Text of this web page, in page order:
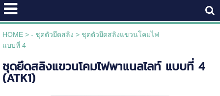
HOME> - ชุดตัวยึดสลิง > ชุดตัวยึดสลิงแขวนโคมไฟ
แบบที่ 4
ชุดยึดสลิงแขวนโคมไฟพาแนลไลท์ แบบที่ 4
(ATK1)